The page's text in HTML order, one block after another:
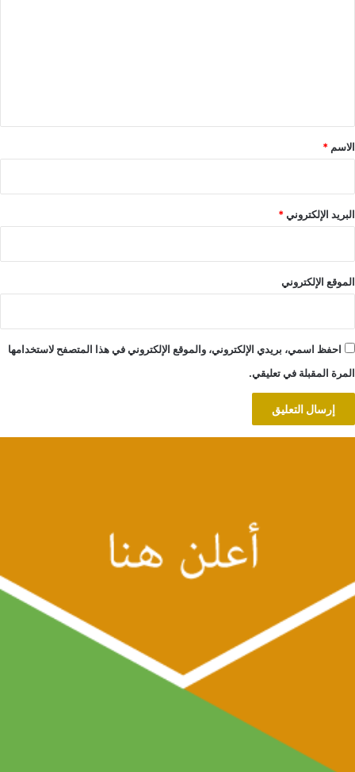
*
الاسم *
البريد الإلكتروني*
الموقع الإلكتروني
احفظ اسمي، بريدي الإلكتروني، والموقع الإلكتروني في هذا المتصفح لاستخدامها
المرة المقبلة في تعليقي.